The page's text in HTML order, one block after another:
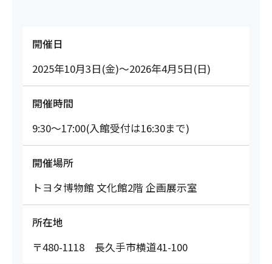
開催日
2025年10月3日(金)～2026年4月5日(日)
開催時間
9:30～17:00(入館受付は16:30まで)
開催場所
トヨタ博物館 文化館2階 企画展示室
所在地
〒480-1118 長久手市横道41-100